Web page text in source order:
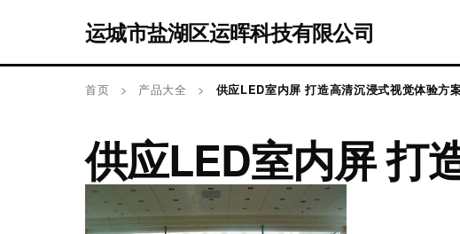
运城市盐湖区运晖科技有限公司
首页 > 产品大全 > 供应LED室内屏 打造高清沉浸式视觉体验方
供应LED室内屏 打